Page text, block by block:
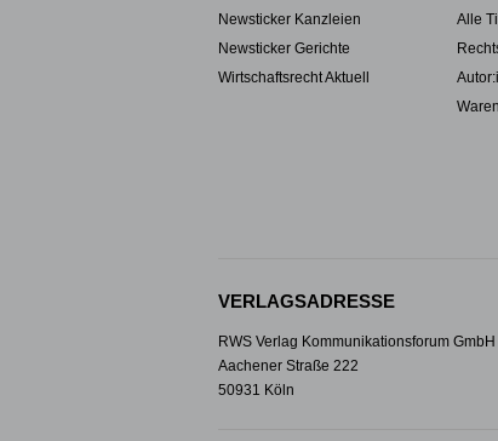
Newsticker Kanzleien
Newsticker Gerichte
Wirtschaftsrecht Aktuell
Alle
VERLAGSADRESSE
RWS Verlag Kommunikationsforum
Aachener Straße 222
50931 Köln